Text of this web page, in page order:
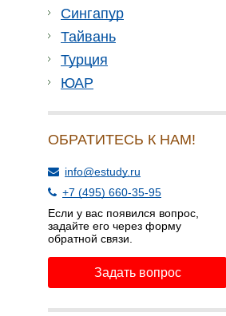
Сингапур
Тайвань
Турция
ЮАР
ОБРАТИТЕСЬ К НАМ!
info@estudy.ru
+7 (495) 660-35-95
Если у вас появился вопрос,
задайте его через форму
обратной связи.
Задать вопрос